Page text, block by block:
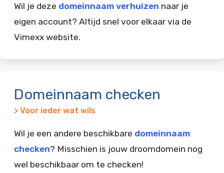
Wil je deze domeinnaam verhuizen naar je
eigen account? Altijd snel voor elkaar via de
Vimexx website.
Domeinnaam checken
> Voor ieder wat wils
Wil je een andere beschikbare domeinnaam
checken? Misschien is jouw droomdomein nog
wel beschikbaar om te checken!